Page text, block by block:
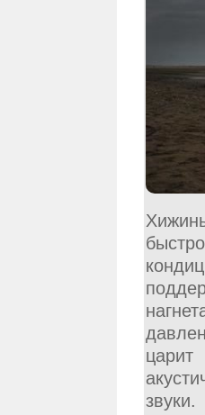
звуки.